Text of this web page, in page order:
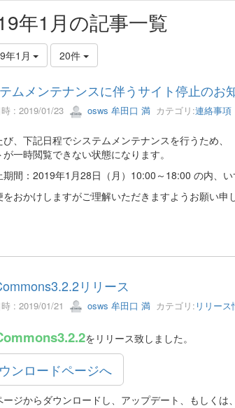
年1月の記事一覧
年1月 20件
ムメンテナンスに伴うサイト停止のお
: 2019/01/23 osws 牟田口 満カテゴリ:連絡事項
び、下記日程でシステムメンテナンスを行うため、
一時閲覧できない状態になります。
間：2019年1月28日（月）10:00～18:00 の内、
をおかけしますがご理解いただきますようお願い申
リリース
: 2019/01/21 osws 牟田口 満カテゴリ: リリース
をリリース致しました。
ンロードページへ
ージからダウンロードし、アップデート、もしくは